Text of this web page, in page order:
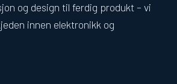
og design til ferdig produkt – vi
innen elektronikk og